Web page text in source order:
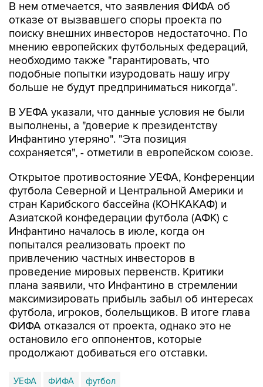
В нем отмечается, что заявления ФИФА об
отказе от вызвавшего споры проекта по
поиску внешних инвесторов недостаточно. По
мнению европейских футбольных федераций,
необходимо также "гарантировать, что
подобные попытки изуродовать нашу игру
больше не будут предприниматься никогда".
В УЕФА указали, что данные условия не были
выполнены, а "доверие к президентству
Инфантино утеряно". "Эта позиция
сохраняется", - отметили в европейском союзе.
Открытое противостояние УЕФА, Конференции
футбола Северной и Центральной Америки и
стран Карибского бассейна (КОНКАКАФ) и
Азиатской конфедерации футбола (АФК) с
Инфантино началось в июле, когда он
попытался реализовать проект по
привлечению частных инвесторов в
проведение мировых первенств. Критики
плана заявили, что Инфантино в стремлении
максимизировать прибыль забыл об интересах
футбола, игроков, болельщиков. В итоге глава
ФИФА отказался от проекта, однако это не
остановило его оппонентов, которые
продолжают добиваться его отставки.
УЕФА ФИФА футбол